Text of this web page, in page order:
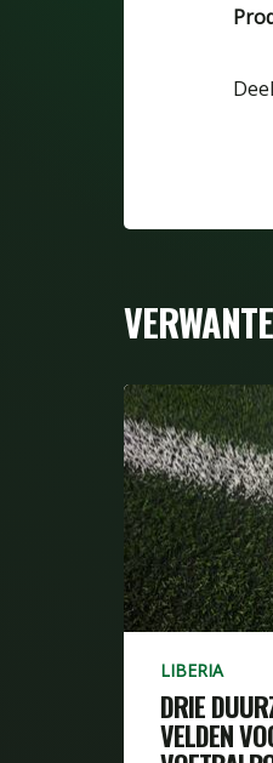
Deel
LIBERIA
DRIE
VELDEN